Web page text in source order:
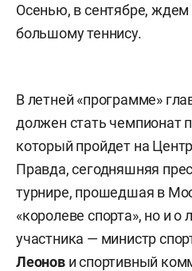
Осенью, в сентябре,
большому теннису.
В летней «программе»
должен стать чемпионат
который пройдет на
Правда, сегодняшняя
турнире, прошедшая в
«королеве спорта», но и
участника — министр
Леонов и спортивный